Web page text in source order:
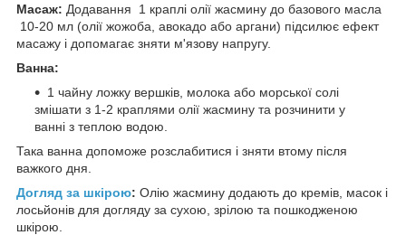
Масаж: Додавання 1 краплі олії жасмину до базового масла
10-20 мл (олії жожоба, авокадо або аргани) підсилює ефект
масажу і допомагає зняти м'язову напругу.
Ванна:
1 чайну ложку вершків, молока або морської солі
змішати з 1-2 краплями олії жасмину та розчинити у
ванні з теплою водою.
Така ванна допоможе розслабитися і зняти втому після
важкого дня.
Догляд за шкірою: Олію жасмину додають до кремів, масок і
лосьйонів для догляду за сухою, зрілою та пошкодженою
шкірою.